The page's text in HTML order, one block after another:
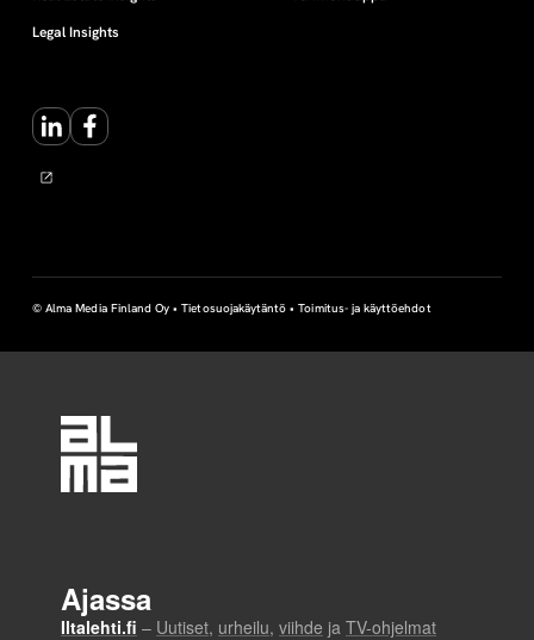
e
u
s
Legal Insights
LinkedInFacebook
© Alma Media Finland Oy •Tietosuojakäytäntö •Toimitus- ja käyttöehdot